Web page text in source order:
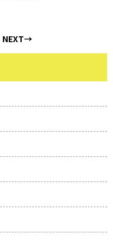
NEXT→